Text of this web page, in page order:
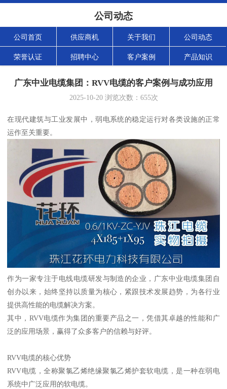
公司动态
公司首页 供应商机 关于我们 公司动态
荣誉认证 招聘中心 客户案例 产品知识
广东中业电缆集团：RVV电缆的客户案例与成功应用
2025-10-20浏览次数： 655次
在现代建筑与工业发展中，弱电系统的稳定运行对各类设施的正常
运作至关重要。
作为一家专注于电线电缆研发与制造的企业，广东中业电缆集团自
创办以来，始终坚持以质量为核心，紧跟技术发展趋势，为各行业
提供高性能的电缆解决方案。
其中，RVV电缆作为集团的重要产品之一，凭借其卓越的性能和广
泛的应用场景，赢得了众多客户的信赖与好评。
RVV电缆的核心优势
RVV电缆，全称聚氯乙烯绝缘聚氯乙烯护套软电缆，是一种在弱电
系统中广泛应用的软电缆。